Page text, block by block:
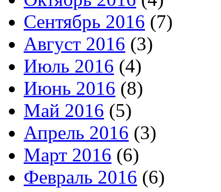
Сентябрь 2016 (7)
Август 2016 (3)
Июль 2016 (4)
Июнь 2016 (8)
Май 2016 (5)
Апрель 2016 (3)
Март 2016 (6)
Февраль 2016 (6)